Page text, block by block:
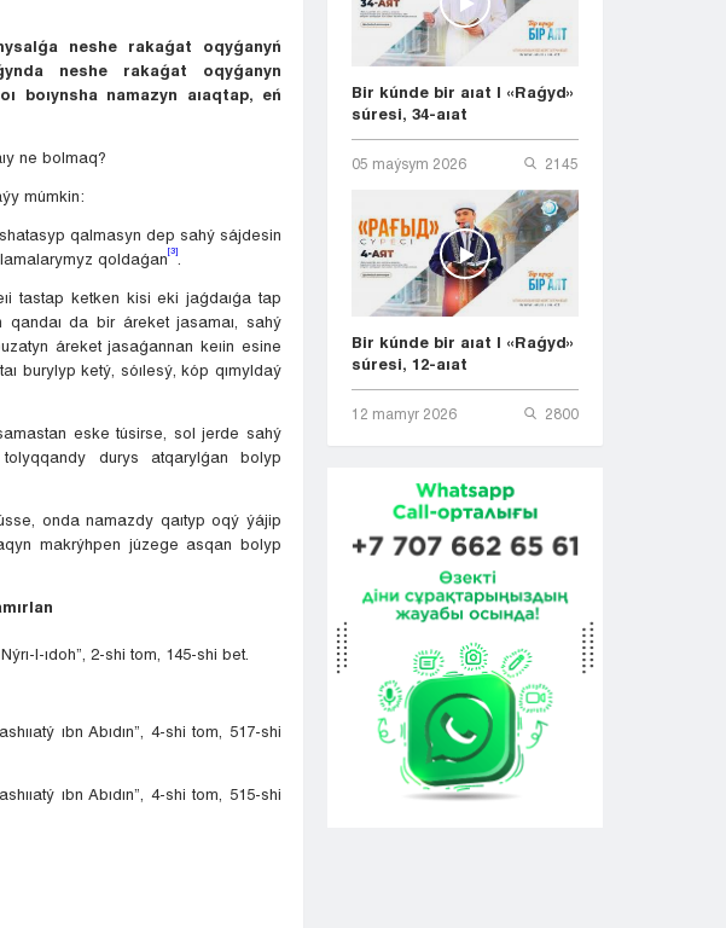
neshe rakaǵat oqyǵanyń
neshe rakaǵat oqyǵanyn
boıynsha namazyn aıaqtap, eń
ne bolmaq?
múmkin:
qalmasyn dep sahý sájdesin
qoldaǵan[3]
ketken kisi eki jaǵdaıǵa tap
da bir áreket jasamaı, sahý
áreket jasaǵannan keıin esine
burylyp ketý, sóılesý, kóp qımyldaý
eske túsirse, sol jerde sahý
durys atqarylǵan bolyp
onda namazdy qaıtyp oqý ýájip
makrýhpen júzege asqan bolyp
l-ıdoh”, 2-shi tom, 145-shi bet.
ıbn Abıdın”, 4-shi tom, 517-shi
ıbn Abıdın”, 4-shi tom, 515-shi
Bir kúnde bir aıat | «Raǵyd»
súresi, 34-aıat
05 maýsym 2026 2145
Bir kúnde bir aıat | «Raǵyd»
súresi, 12-aıat
12 mamyr 2026 2800